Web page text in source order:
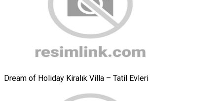
Dream of Holiday Kiralık Villa – Tatil Evleri